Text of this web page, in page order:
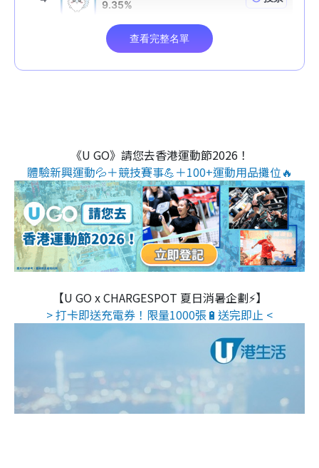
《U GO》請您去香港運動節2026！
體驗新興運動💦＋競技賽事💪＋100+運動用品攤位🔥
【U GO x CHARGESPOT 夏日消暑企劃⚡】
> 打卡即送充電券！限量1000張🔋送完即止 <